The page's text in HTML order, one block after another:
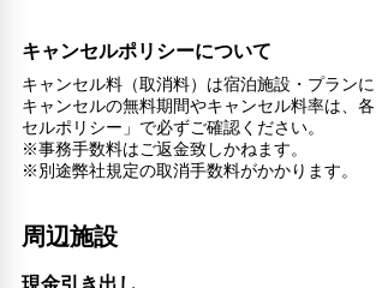
キャンセルポリシーについて
キャンセル料（取消料）は宿泊施設・プランに
キャンセルの無料期間やキャンセル料率は、
セルポリシー」で必ずご確認ください。
※事務手数料はご返金致しかねます。
※別途弊社規定の取消手数料がかかります。
周辺施設
現金引き出し